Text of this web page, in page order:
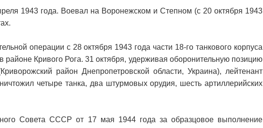
1943 года. Воевал на Воронежском и Степном (с 20 октября 1943
операции с 28 октября 1943 года части 18-го танкового корпуса
районе Кривого Рога. 31 октября, удерживая оборонительную позицию
район Днепропетровской области, Украина), лейтенант
четыре танка, два штурмовых орудия, шесть артиллерийских
Совета СССР от 17 мая 1944 года за образцовое выполнение